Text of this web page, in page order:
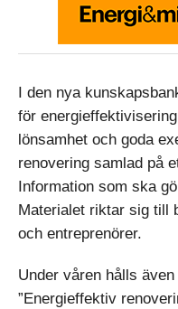
I den nya
för
lönsamhet och goda
renovering samlad på
Information som ska
Materialet riktar sig till
och entreprenörer.
Under våren hålls
”Energieffektiv